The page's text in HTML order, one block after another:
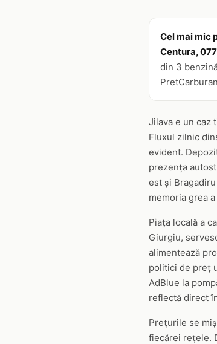
Cel mai mic
Centura,
din 3
Jilava e un caz
Fluxul zilnic
evident.
prezența
est și
memoria grea
Piața locală a
Giurgiu,
alimentează
politici de preț
AdBlue la
reflectă direct
Prețurile se
fiecărei rețele.